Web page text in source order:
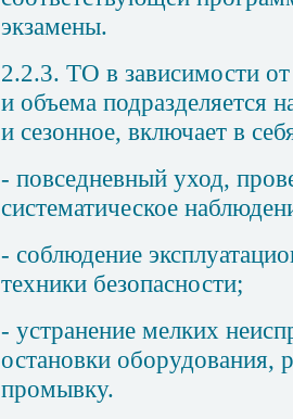
экзамены.
2.2.3. ТО в зависимости
и объема подразделяется
и сезонное, включает в
- повседневный уход,
систематическое
- соблюдение
техники безопасности;
- устранение мелких
остановки оборудования,
промывку.